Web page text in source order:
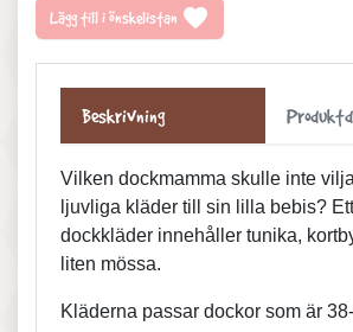
Lägg till i önskelistan favorite
Beskrivning
Vilken dockmamma skulle inte
ljuvliga kläder till sin lilla bebis?
dockkläder innehåller tunika,
liten mössa.
Kläderna passar dockor som är